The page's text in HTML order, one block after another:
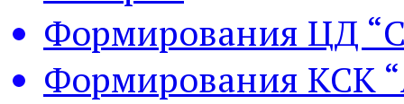
Формирования ЦД
Формирования КСК